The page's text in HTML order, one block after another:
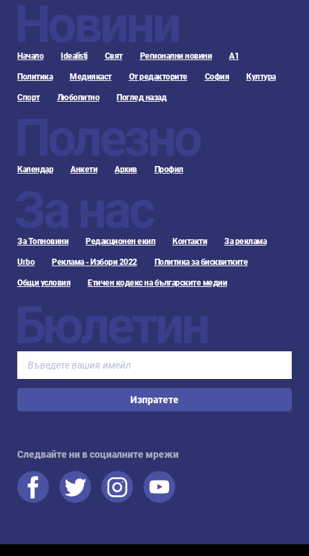
Новини
Начало Idealisti Свят Регионални новини А1
Политика Медиякаст От редакторите София Култура
Спорт Любопитно Поглед назад
Полезно
Календар Анкети Архив Профил
За нас
За Топновини Редакционен екип Контакти За реклама
Urbo Реклама - Избори 2022 Политика за бисквитките
Общи условия Етичен кодекс на българските медии
Бюлетин
Изпратете
Следвайте ни в социалните мрежи